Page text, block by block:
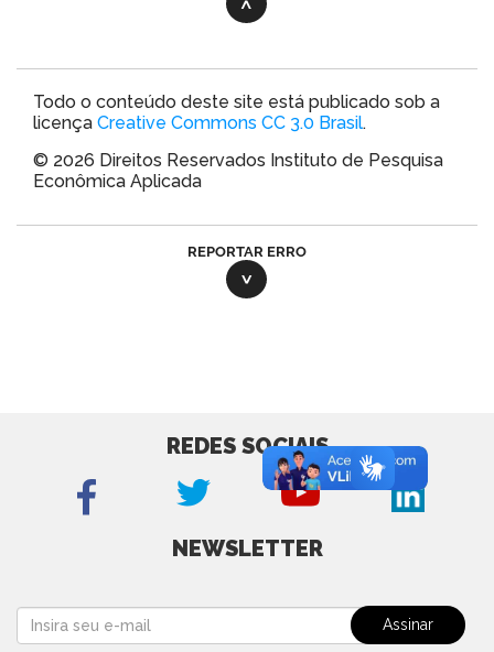
Todo o conteúdo deste site está publicado sob a
licença Creative Commons CC 3.0 Brasil.
© 2026 Direitos Reservados Instituto de Pesquisa
Econômica Aplicada
REPORTAR ERRO
REDES SOCIAIS
NEWSLETTER